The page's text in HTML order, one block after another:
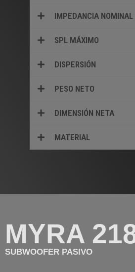
IMPEDANCIA NOMINAL
SPL MÁXIMO
DISPERSIÓN
PESO NETO
DIMENSIÓN NETA
MATERIAL
MYRA
SUBWOOFER PASIVO